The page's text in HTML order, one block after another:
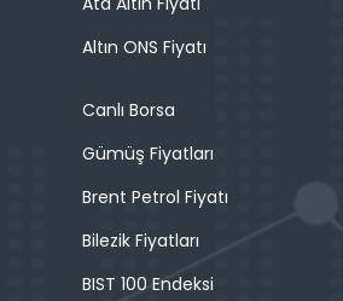
Altın ONS Fiyatı
Canlı Borsa
Gümüş Fiyatları
Brent Petrol Fiyatı
Bilezik Fiyatları
BIST 100 Endeksi